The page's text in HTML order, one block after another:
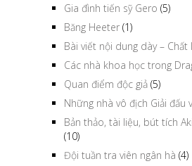
Gia đình tiến sỹ Gero (5)
Băng Heeter (1)
Bài viết nội dung dày – Chất
Các nhà khoa học trong
Quan điểm độc giả (5)
Những nhà vô địch Giải đấu
Bản thảo, tài liệu, bút tích
(10)
Đội tuần tra viên ngân hà (4)